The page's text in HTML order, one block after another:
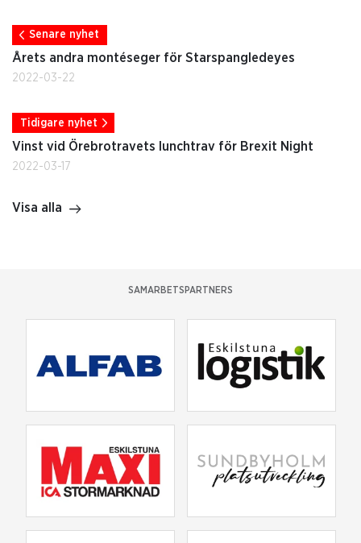
Senare nyhet
Årets andra montéseger för Starspangledeyes
2022-03-22
Tidigare nyhet
Vinst vid Örebrotravets lunchtrav för Brexit Night
2022-03-17
Visa alla
SAMARBETSPARTNERS